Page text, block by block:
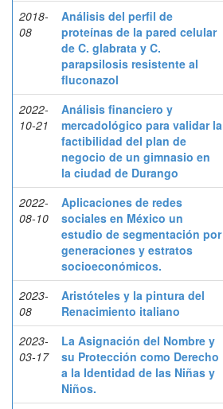
2018-
08
Análisis del perfil de
proteínas de la pared celular
de C. glabrata y C.
parapsilosis resistente al
fluconazol
2022-
10-21
Análisis financiero y
mercadológico para validar la
factibilidad del plan de
negocio de un gimnasio en
la ciudad de Durango
2022-
08-10
Aplicaciones de redes
sociales en México un
estudio de segmentación por
generaciones y estratos
socioeconómicos.
2023-
08
Aristóteles y la pintura del
Renacimiento italiano
2023-
03-17
La Asignación del Nombre y
su Protección como Derecho
a la Identidad de las Niñas y
Niños.